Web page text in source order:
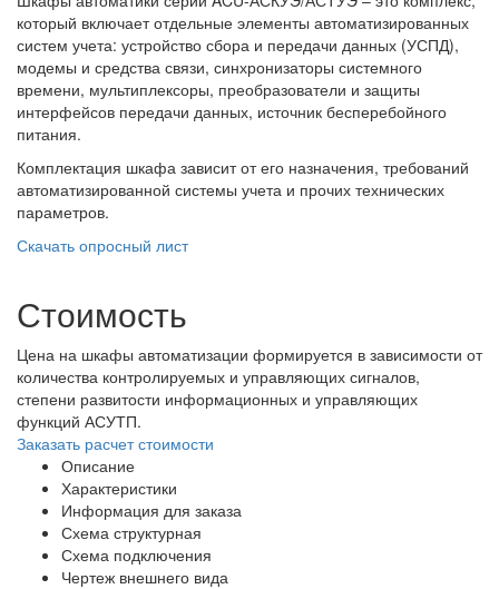
который включает отдельные элементы автоматизированных
систем учета: устройство сбора и передачи данных (УСПД),
модемы и средства связи, синхронизаторы системного
времени, мультиплексоры, преобразователи и защиты
интерфейсов передачи данных, источник бесперебойного
питания.
Комплектация шкафа зависит от его назначения, требований
автоматизированной системы учета и прочих технических
параметров.
Скачать опросный лист
Стоимость
Цена на шкафы автоматизации формируется в зависимости от
количества контролируемых и управляющих сигналов,
степени развитости информационных и управляющих
функций АСУТП.
Заказать расчет стоимости
Описание
Характеристики
Информация для заказа
Схема структурная
Схема подключения
Чертеж внешнего вида